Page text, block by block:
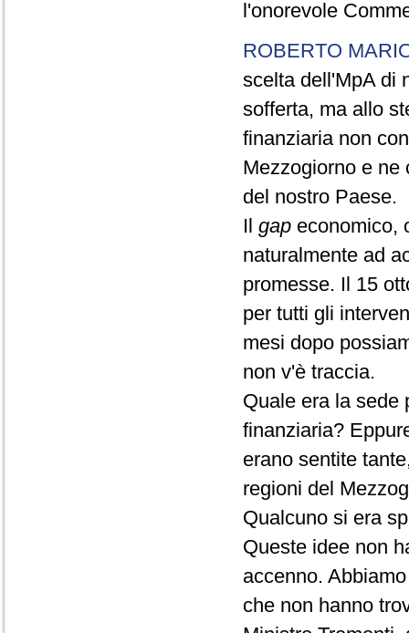
l'onorevole
ROBERTO
scelta dell'MpA di
sofferta, ma allo
finanziaria non
Mezzogiorno e ne
del nostro Paese.
Il gap economico,
naturalmente ad
promesse. Il 15
per tutti gli
mesi dopo
non v'è traccia.
Quale era la sede
finanziaria?
erano sentite
regioni del
Qualcuno si era
Queste idee non
accenno.
che non hanno